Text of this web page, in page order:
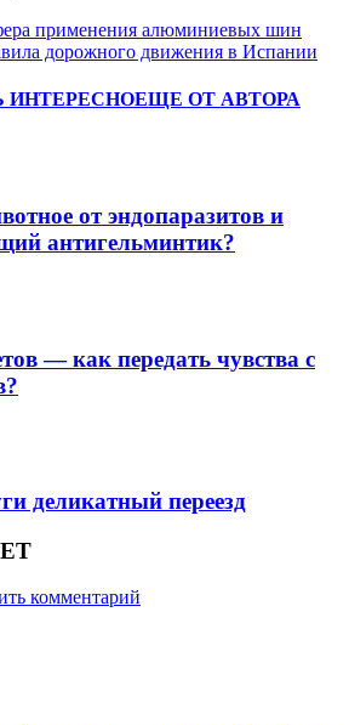
применения алюминиевых шин
дорожного движения в Испании
ИНТЕРЕСНОЕЩЕ ОТ АВТОРА
от эндопаразитов и
антигельминтик?
— как передать чувства с
деликатный переезд
комментарий